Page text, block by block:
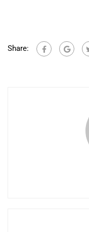
Share: